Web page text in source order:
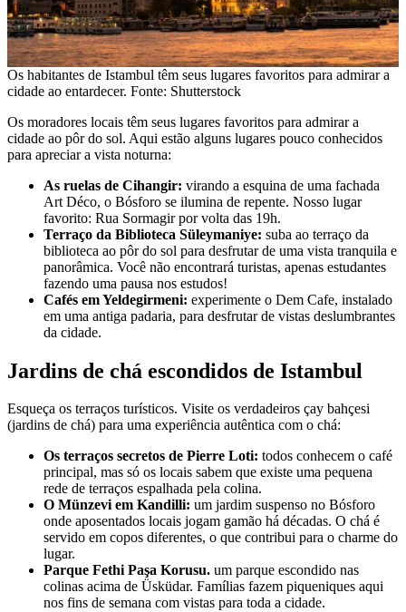
Os habitantes de Istambul têm seus lugares favoritos para admirar a
cidade ao entardecer. Fonte: Shutterstock
Os moradores locais têm seus lugares favoritos para admirar a
cidade ao pôr do sol. Aqui estão alguns lugares pouco conhecidos
para apreciar a vista noturna:
As ruelas de Cihangir: virando a esquina de uma fachada
Art Déco, o Bósforo se ilumina de repente. Nosso lugar
favorito: Rua Sormagir por volta das 19h.
Terraço da Biblioteca Süleymaniye: suba ao terraço da
biblioteca ao pôr do sol para desfrutar de uma vista tranquila e
panorâmica. Você não encontrará turistas, apenas estudantes
fazendo uma pausa nos estudos!
Cafés em Yeldegirmeni: experimente o Dem Cafe, instalado
em uma antiga padaria, para desfrutar de vistas deslumbrantes
da cidade.
Jardins de chá escondidos de Istambul
Esqueça os terraços turísticos. Visite os verdadeiros çay bahçesi
(jardins de chá) para uma experiência autêntica com o chá:
Os terraços secretos de Pierre Loti: todos conhecem o café
principal, mas só os locais sabem que existe uma pequena
rede de terraços espalhada pela colina.
O Münzevi em Kandilli: um jardim suspenso no Bósforo
onde aposentados locais jogam gamão há décadas. O chá é
servido em copos diferentes, o que contribui para o charme do
lugar.
Parque Fethi Paşa Korusu. um parque escondido nas
colinas acima de Üsküdar. Famílias fazem piqueniques aqui
nos fins de semana com vistas para toda a cidade.